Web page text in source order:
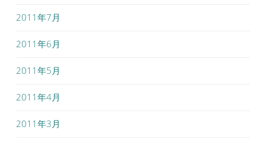
2011年7月
2011年6月
2011年5月
2011年4月
2011年3月